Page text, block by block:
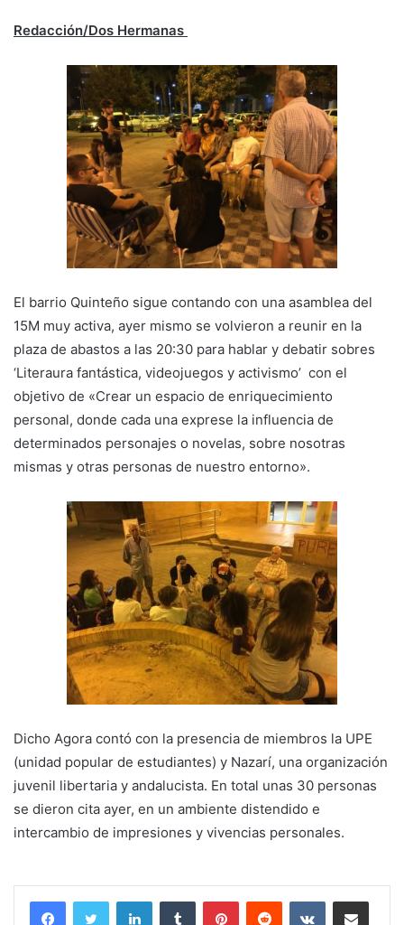
Redacción/Dos Hermanas
El barrio Quinteño sigue contando con una asamblea del
15M muy activa, ayer mismo se volvieron a reunir en la
plaza de abastos a las 20:30 para hablar y debatir sobres
‘Literaura fantástica, videojuegos y activismo’ con el
objetivo de «Crear un espacio de enriquecimiento
personal, donde cada una exprese la influencia de
determinados personajes o novelas, sobre nosotras
mismas y otras personas de nuestro entorno».
Dicho Agora contó con la presencia de miembros la UPE
(unidad popular de estudiantes) y Nazarí, una organización
juvenil libertaria y andalucista. En total unas 30 personas
se dieron cita ayer, en un ambiente distendido e
intercambio de impresiones y vivencias personales.